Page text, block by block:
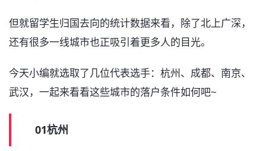
但就留学生归国去向的统计数据来看，除了北上广深，
还有很多一线城市也正吸引着更多人的目光。
今天小编就选取了几位代表选手：杭州、成都、南京、
武汉，一起来看看这些城市的落户条件如何吧~
01杭州